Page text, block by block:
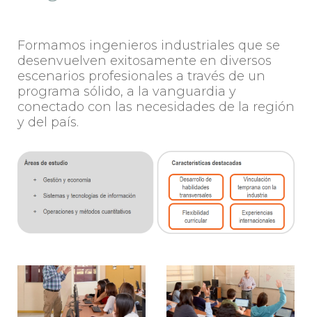
Formamos ingenieros industriales que se
desenvuelven exitosamente en diversos
escenarios profesionales a través de un
programa sólido, a la vanguardia y
conectado con las necesidades de la región
y del país.